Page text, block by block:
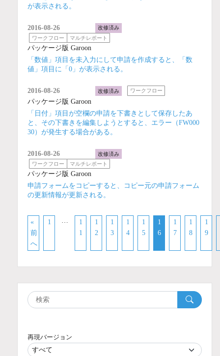
が表示される。
2016-08-26
改修済み
ワークフロー
マルチレポート
パッケージ版 Garoon
「数値」項目を未入力にして申請を作成すると、「数
値」項目に「0」が表示される。
2016-08-26 改修済み ワークフロー
パッケージ版 Garoon
「日付」項目が空欄の申請を下書きとして保存したあ
と、その下書きを編集しようとすると、エラー（FW000
30）が発生する場合がある。
2016-08-26
改修済み
ワークフロー
マルチレポート
パッケージ版 Garoon
申請フォームをコピーすると、コピー元の申請フォーム
の更新情報が更新される。
«
前
へ
1 …
1
1
1
2
1
3
1
4
1
5
1
6
1
7
1
8
1
9
再現バージョン